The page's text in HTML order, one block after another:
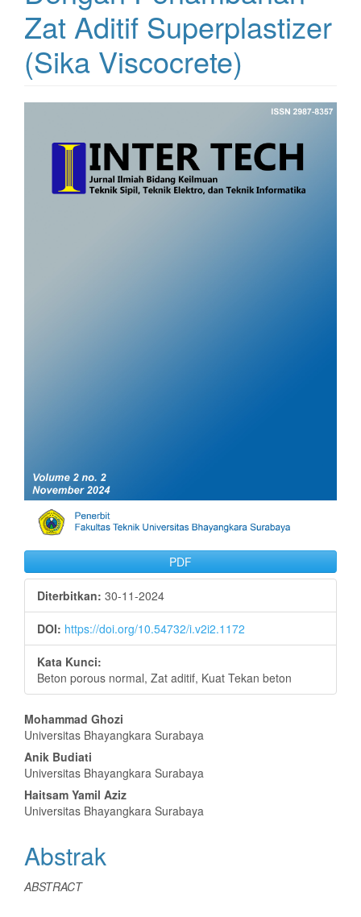
Zat Aditif Superplastizer
(Sika Viscocrete)
Samping
Artikel
PDF
Diterbitkan: 30-11-2024
DOI: https://doi.org/10.54732/i.v2i2.1172
Kata Kunci:
Beton porous normal, Zat aditif, Kuat Tekan beton
Isi
Artikel
Utama
Mohammad Ghozi
Universitas Bhayangkara Surabaya
Anik Budiati
Universitas Bhayangkara Surabaya
Haitsam Yamil Aziz
Universitas Bhayangkara Surabaya
Abstrak
ABSTRACT